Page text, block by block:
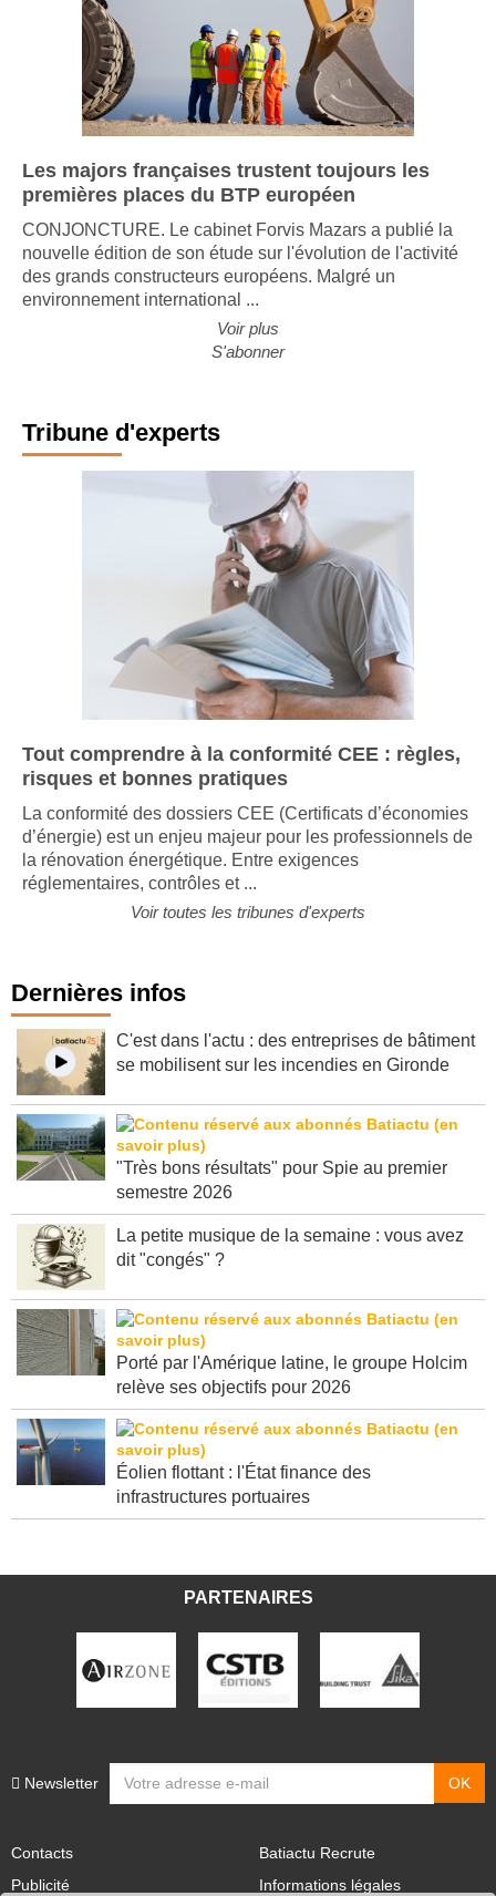
Les majors françaises trustent toujours les
premières places du BTP européen
CONJONCTURE. Le cabinet Forvis Mazars a publié la
nouvelle édition de son étude sur l'évolution de l'activité
des grands constructeurs européens. Malgré un
environnement international ...
Voir plus
S'abonner
Tribune d'experts
Tout comprendre à la conformité CEE : règles,
risques et bonnes pratiques
La conformité des dossiers CEE (Certificats d’économies
d’énergie) est un enjeu majeur pour les professionnels de
la rénovation énergétique. Entre exigences
réglementaires, contrôles et ...
Voir toutes les tribunes d'experts
Dernières infos
C'est dans l'actu : des entreprises de bâtiment
se mobilisent sur les incendies en Gironde
"Très bons résultats" pour Spie au premier
semestre 2026
La petite musique de la semaine : vous avez
dit "congés" ?
Porté par l'Amérique latine, le groupe Holcim
relève ses objectifs pour 2026
Éolien flottant : l'État finance des
infrastructures portuaires
PARTENAIRES
Newsletter
Contacts
Publicité
Batiactu Recrute
Informations légales